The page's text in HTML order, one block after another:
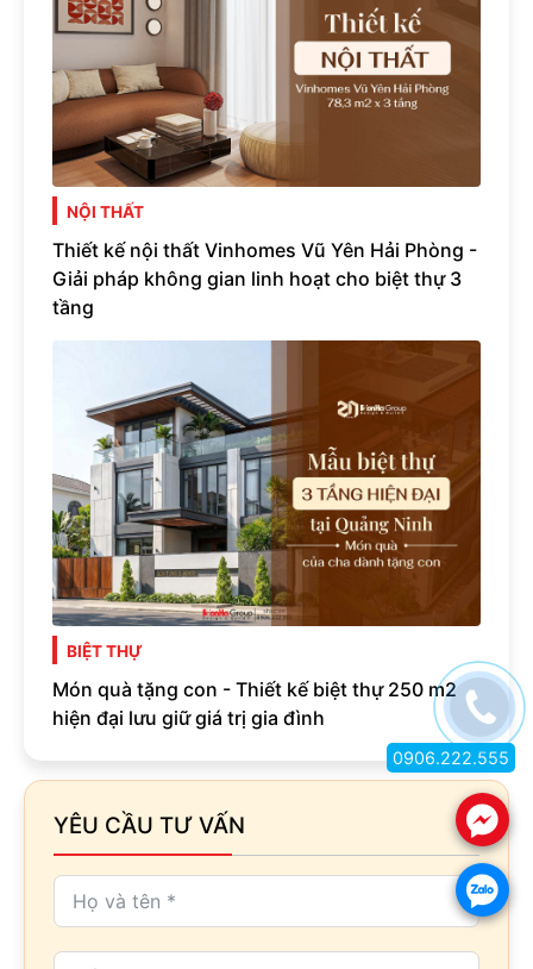
NỘI THẤT
Thiết kế nội thất Vinhomes Vũ Yên Hải Phòng -
Giải pháp không gian linh hoạt cho biệt thự 3
tầng
BIỆT THỰ
Món quà tặng con - Thiết kế biệt thự 250 m2
hiện đại lưu giữ giá trị gia đình
YÊU CẦU TƯ VẤN .
.
0906.222.555